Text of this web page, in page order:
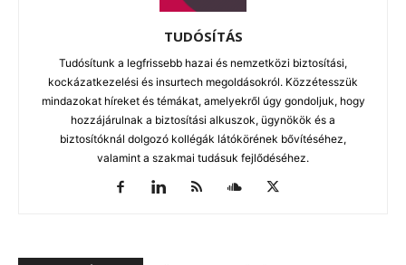
TUDÓSÍTÁS
Tudósítunk a legfrissebb hazai és nemzetközi biztosítási,
kockázatkezelési és insurtech megoldásokról. Közzétesszük
mindazokat híreket és témákat, amelyekről úgy gondoljuk, hogy
hozzájárulnak a biztosítási alkuszok, ügynökök és a
biztosítóknál dolgozó kollégák látókörének bővítéséhez,
valamint a szakmai tudásuk fejlődéséhez.